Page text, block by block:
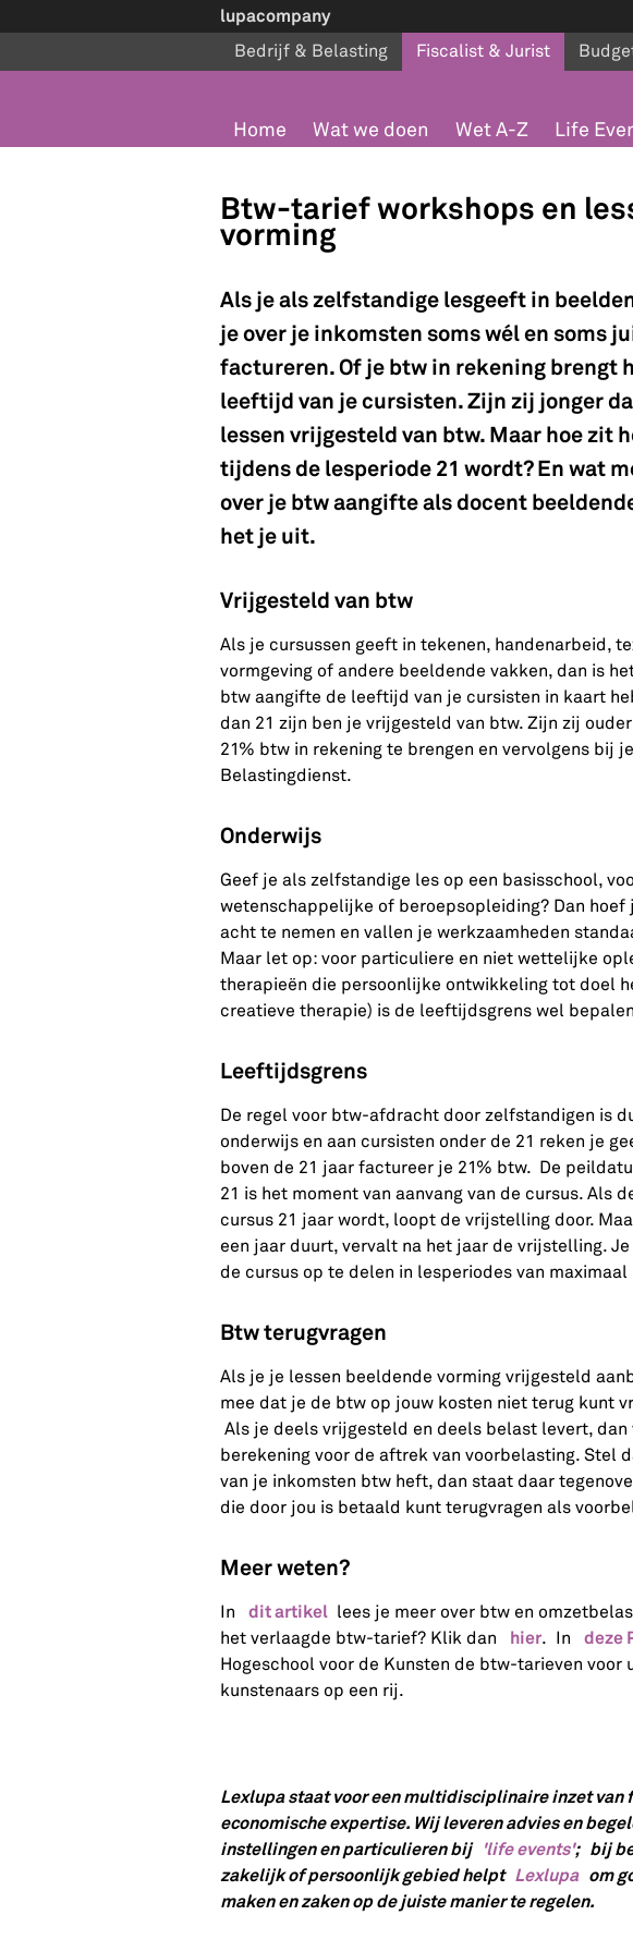
lupacompany
Bedrijf & Belasting Fiscalist & Jurist
Home Wat we doen Wet A-Z Life
Btw-tarief workshops en
vorming
Als je als zelfstandige lesgeeft in
je over je inkomsten soms wél en soms
factureren. Of je btw in rekening brengt
leeftijd van je cursisten. Zijn zij jonger
lessen vrijgesteld van btw. Maar hoe zit
tijdens de lesperiode 21 wordt? En wat
over je btw aangifte als docent
het je uit.
Vrijgesteld van btw
Als je cursussen geeft in tekenen, handenarbeid,
vormgeving of andere beeldende vakken, dan is
btw aangifte de leeftijd van je cursisten in kaart
dan 21 zijn ben je vrijgesteld van btw. Zijn zij
21% btw in rekening te brengen en vervolgens bij
Belastingdienst.
Onderwijs
Geef je als zelfstandige les op een basisschool,
wetenschappelijke of beroepsopleiding? Dan
acht te nemen en vallen je werkzaamheden
Maar let op: voor particuliere en niet wettelijke
therapieën die persoonlijke ontwikkeling tot doel
creatieve therapie) is de leeftijdsgrens wel
Leeftijdsgrens
De regel voor btw-afdracht door zelfstandigen is
onderwijs en aan cursisten onder de 21 reken je
boven de 21 jaar factureer je 21% btw. De
21 is het moment van aanvang van de cursus. Als
cursus 21 jaar wordt, loopt de vrijstelling door.
een jaar duurt, vervalt na het jaar de vrijstelling.
de cursus op te delen in lesperiodes van maximaal
Btw terugvragen
Als je je lessen beeldende vorming vrijgesteld
mee dat je de btw op jouw kosten niet terug kunt
Als je deels vrijgesteld en deels belast levert,
berekening voor de aftrek van voorbelasting. Stel
van je inkomsten btw heft, dan staat daar
die door jou is betaald kunt terugvragen als
Meer weten?
In dit artikel lees je meer over btw en
het verlaagde btw-tarief? Klik dan hier. In deze
Hogeschool voor de Kunsten de btw-tarieven voor
kunstenaars op een rij.
Lexlupa staat voor een multidisciplinaire inzet van
economische expertise. Wij leveren advies en
instellingen en particulieren bij 'life events'; bij
zakelijk of persoonlijk gebied helpt Lexlupaom
maken en zaken op de juiste manier te regelen.